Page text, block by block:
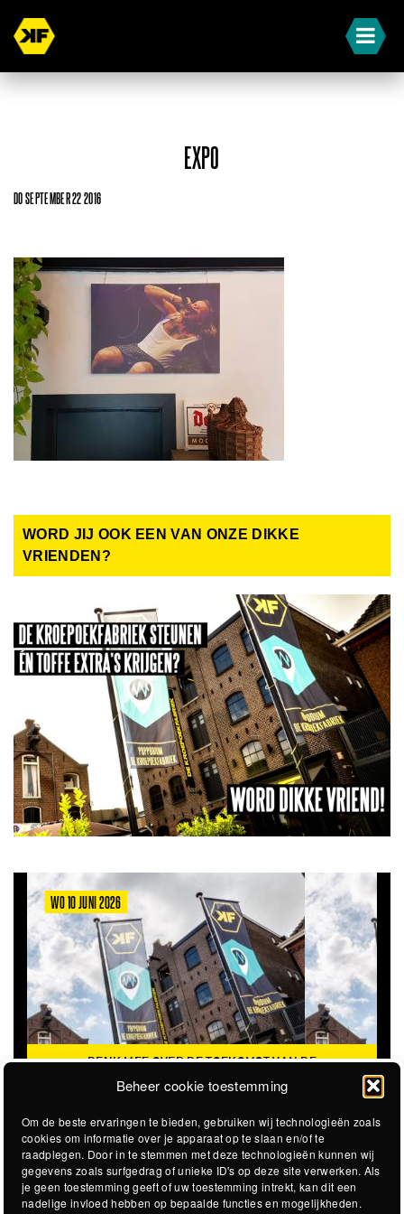
Beheer cookie toestemming
Om de beste ervaringen te bieden, gebruiken wij technologieën zoals
cookies om informatie over je apparaat op te slaan en/of te
raadplegen. Door in te stemmen met deze technologieën kunnen wij
gegevens zoals surfgedrag of unieke ID's op deze site verwerken. Als
je geen toestemming geeft of uw toestemming intrekt, kan dit een
nadelige invloed hebben op bepaalde functies en mogelijkheden.
EXPO
DO SEPTEMBER 22 2016
WORD JIJ OOK EEN VAN ONZE DIKKE
VRIENDEN?
WO 10 JUNI 2026
DENK MEE OVER DE TOEKOMST VAN DE
KROEPOEKFABRIEK